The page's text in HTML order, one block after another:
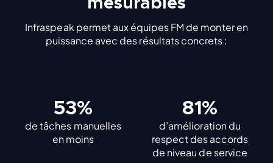
Infraspeak permet aux équipes FM de monter en
puissance avec des résultats concrets :
60%
de tâches manuelles
en moins
90%
d’amélioration du
respect des accords
de niveau de service